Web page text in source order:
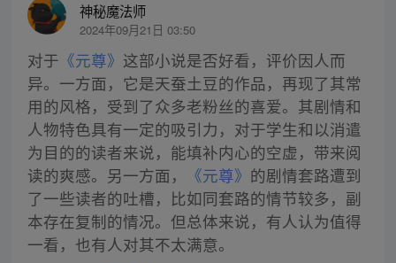
神秘魔法师
2024年09月21日 03:50
对于 《元尊》 这部小说是否好看，评价因人而
异。一方面，它是天蚕土豆的作品，再现了其常
用的风格，受到了众多老粉丝的喜爱。其剧情和
人物特色具有一定的吸引力，对于学生和以消遣
为目的的读者来说，能填补内心的空虚，带来阅
读的爽感。另一方面，
《元尊》 的剧情套路遭到
了一些读者的吐槽，比如同套路的情节较多，副
本存在复制的情况。但总体来说，有人认为值得
一看，也有人对其不太满意。